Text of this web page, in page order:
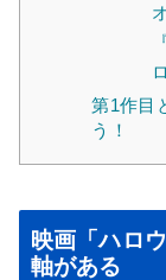
第1作目
う！
映画「ハロ
軸がある